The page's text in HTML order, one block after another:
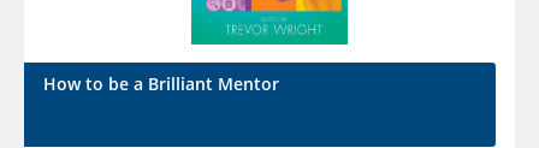
How to be a Brilliant Mentor